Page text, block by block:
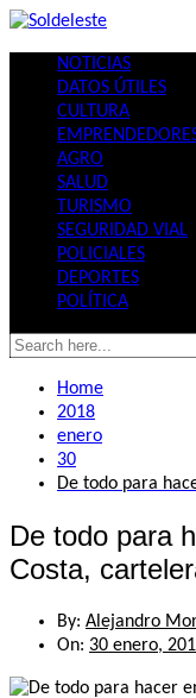
Skip
contentNOTICIAS
DATOS ÚTILES
CULTURA
AGRO
SALUD
TURISMO
SEGURIDAD VIAL
POLICIALES
DEPORTES
POLÍTICA
Home
2018
enero
30
De todo para
De todo para
Costa,
By: Alejandro
On: 30 enero,